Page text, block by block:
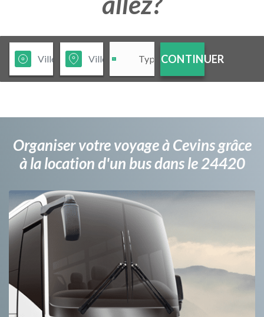
CONTINUER
Organiser votre voyage à Cevins grâce
à la location d'un bus dans le 24420